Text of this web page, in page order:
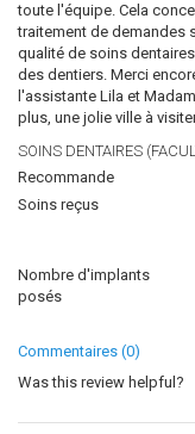
toute l'équipe. Cela
traitement de demandes
qualité de soins
des dentiers. Merci
l'assistante Lila et
plus, une jolie ville à
SOINS DENTAIRES
Recommande
Soins reçus
Nombre d'implants
posés
Commentaires (0)
Was this review helpful?